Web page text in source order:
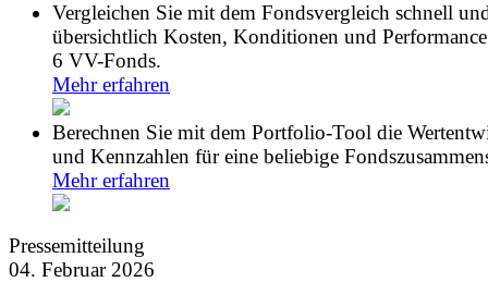
Vergleichen Sie mit dem Fondsvergleich schnell
übersichtlich Kosten, Konditionen und
6 VV-Fonds.
Mehr erfahren
Berechnen Sie mit dem Portfolio-Tool die
und Kennzahlen für eine beliebige
Mehr erfahren
Pressemitteilung
04. Februar 2026